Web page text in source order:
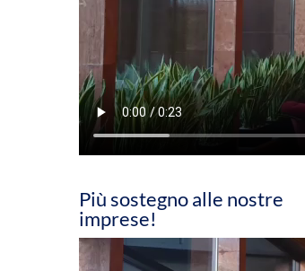
Più sostegno alle nostre
imprese!